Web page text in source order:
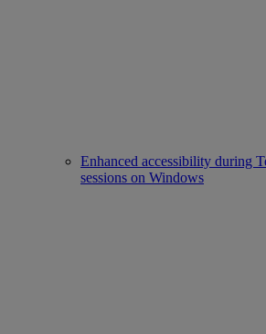
Enhanced accessibility during
sessions on Windows